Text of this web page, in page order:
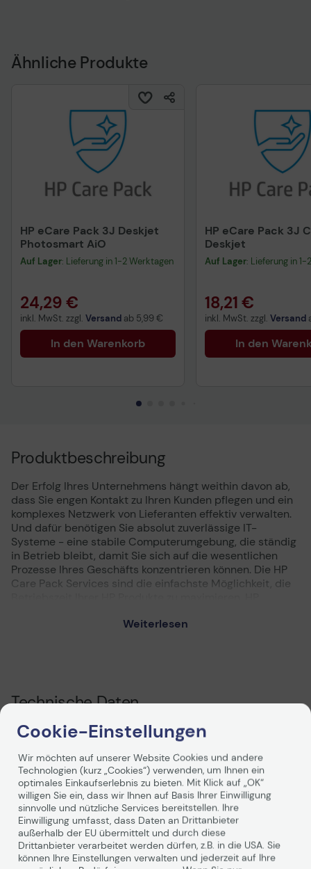
Ähnliche Produkte
HP eCare Pack 3J Deskjet
Photosmart AiO
Auf Lager: Lieferung in 1-2 Werktagen
24,29 €
inkl. MwSt. zzgl. Versand ab 5,99 €
In den Warenkorb
HP eCare Pack 3J
Deskjet
Auf Lager: Lieferung in
18,21 €
inkl. MwSt. zzgl. Versand
In den
Produktbeschreibung
Der Erfolg Ihres Unternehmens hängt weithin davon ab,
dass Sie engen Kontakt zu Ihren Kunden pflegen und ein
komplexes Netzwerk von Lieferanten effektiv verwalten.
Und dafür benötigen Sie absolut zuverlässige IT-
Systeme - eine stabile Computerumgebung, die ständig
in Betrieb bleibt, damit Sie sich auf die wesentlichen
Prozesse Ihres Geschäfts konzentrieren können. Die HP
Care Pack Services sind die einfachste Möglichkeit, die
einrichten. Sie bieten Ihnen alles, was Sie benötigen.
Weiterlesen
Technische Daten
Herstellerinformationen
Hersteller
Hewlett-Packard
Herst. Art. Nr.
UG188E
Hauptmerkmale
Produktbeschreibung
Electronic HP Care Pack
Cookie-Einstellungen
Wir möchten auf unserer Website Cookies und andere
Technologien (kurz „Cookies“) verwenden, um Ihnen ein
optimales Einkaufserlebnis zu bieten. Mit Klick auf „OK“
willigen Sie ein, dass wir Ihnen auf Basis Ihrer Einwilligung
sinnvolle und nützliche Services bereitstellen. Ihre
Einwilligung umfasst, dass Daten an Drittanbieter
außerhalb der EU übermittelt und durch diese
Drittanbieter verarbeitet werden dürfen, z.B. in die USA. Sie
können Ihre Einstellungen verwalten und jederzeit auf Ihre